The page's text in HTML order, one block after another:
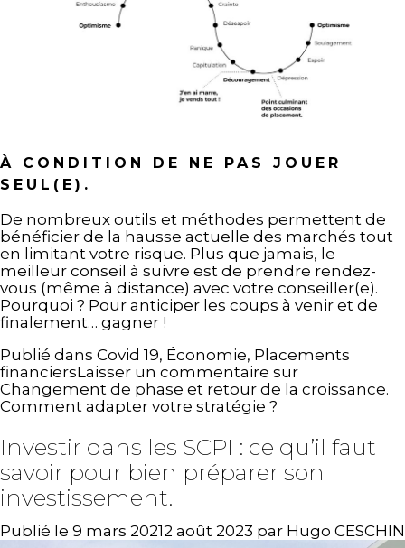
À CONDITION DE NE PAS JOUER
SEUL(E).
De nombreux outils et méthodes permettent de
bénéficier de la hausse actuelle des marchés tout
en limitant votre risque. Plus que jamais, le
meilleur conseil à suivre est de prendre rendez-
vous (même à distance) avec votre conseiller(e).
Pourquoi ? Pour anticiper les coups à venir et de
finalement… gagner !
Publié dans Covid 19, Économie, Placements
financiersLaisser un commentaire sur
Changement de phase et retour de la croissance.
Comment adapter votre stratégie ?
Investir dans les SCPI : ce qu’il faut
savoir pour bien préparer son
investissement.
Publié le 9 mars 20212 août 2023 par Hugo CESCHIN